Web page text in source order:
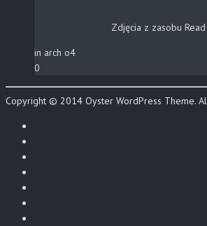
Zdjęcia z zasobu
in arch o4
0
Copyright © 2014 Oyster WordPress Theme.